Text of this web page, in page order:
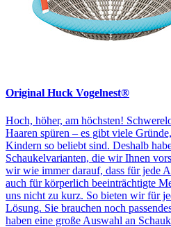
Original Huck Vogelnest®
Hoch, höher, am höchsten!
Haaren spüren – es gibt viele
Kindern so beliebt sind. Deshalb
Schaukelvarianten, die wir Ihnen
wir wie immer darauf, dass für jede
auch für körperlich beeinträchtigte
uns nicht zu kurz. So bieten wir für
Lösung. Sie brauchen noch
haben eine große Auswahl an